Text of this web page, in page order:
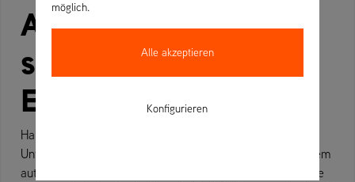
Ariens – Wenden Sie
sich an den richtigen
Experten
Haben Sie Fragen zu unseren Produkten oder unserem
Unternehmen? Suchen Sie fachkundige Beratung bei Ihrem
autorisierten AS-Motor-Händler vor Ort oder möchten Sie
möglich.
Alle akzeptieren
Konfigurieren